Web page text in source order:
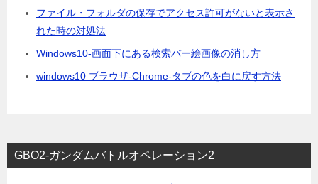
ファイル・フォルダの保存でアクセス許可がないと表示さ
れた時の対処法
Windows10-画面下にある検索バー絵画像の消し方
windows10 ブラウザ-Chrome-タブの色を白に戻す方法
GBO2-ガンダムバトルオペレーション2